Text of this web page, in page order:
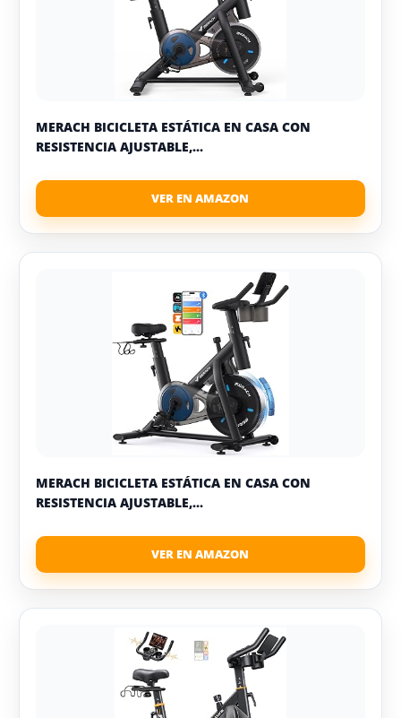
MERACH BICICLETA ESTÁTICA EN CASA CON
RESISTENCIA AJUSTABLE,...
MERACH BICICLETA ESTÁTICA EN CASA CON
RESISTENCIA AJUSTABLE,...